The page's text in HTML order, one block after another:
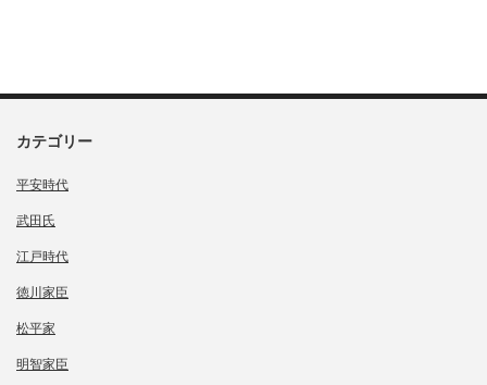
カテゴリー
平安時代
武田氏
江戸時代
徳川家臣
松平家
明智家臣